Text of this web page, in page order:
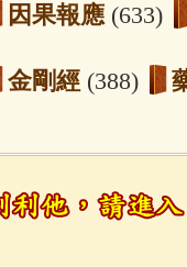
因果報應 (633)
金剛經 (388)
地藏經(225)
聖救度佛母(